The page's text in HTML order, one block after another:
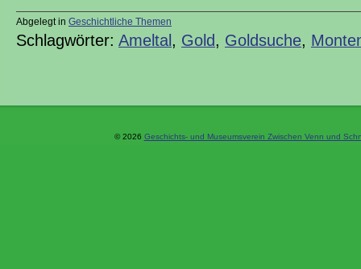
Abgelegt in Geschichtliche Themen
Schlagwörter: Ameltal , Gold, Goldsuche,
© 2026 Geschichts- und Museumsverein Zwischen Venn und